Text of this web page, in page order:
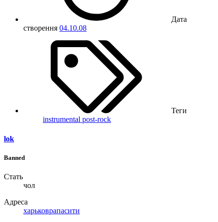
Дата
створення 04.10.08
Теги
instrumental post-rock
lok
Banned
Стать
чол
Адреса
харьковрапасити